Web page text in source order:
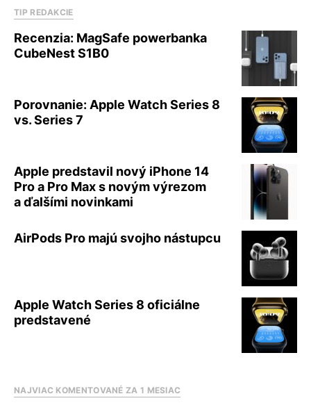
TIP REDAKCIE
Recenzia: MagSafe powerbanka
CubeNest S1B0
Porovnanie: Apple Watch Series 8
vs. Series 7
Apple predstavil nový iPhone 14
Pro a Pro Max s novým výrezom
a ďalšími novinkami
AirPods Pro majú svojho nástupcu
Apple Watch Series 8 oficiálne
predstavené
NAJVIAC KOMENTOVANÉ ZA 1 MESIAC